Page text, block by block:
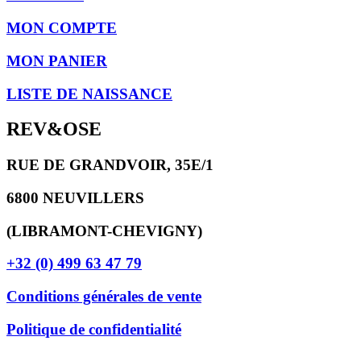
MON COMPTE
MON PANIER
LISTE DE NAISSANCE
REV&OSE
RUE DE GRANDVOIR, 35E/1
6800 NEUVILLERS
(LIBRAMONT-CHEVIGNY)
+32 (0) 499 63 47 79
Conditions générales de vente
Politique de confidentialité